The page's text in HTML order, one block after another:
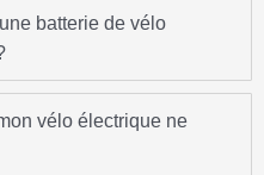
batterie de vélo
vélo électrique ne